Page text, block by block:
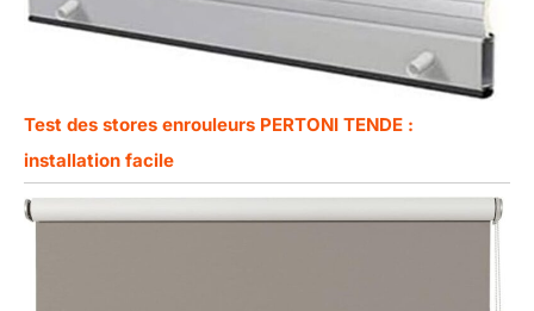
Test des stores enrouleurs PERTONI TENDE :
installation facile